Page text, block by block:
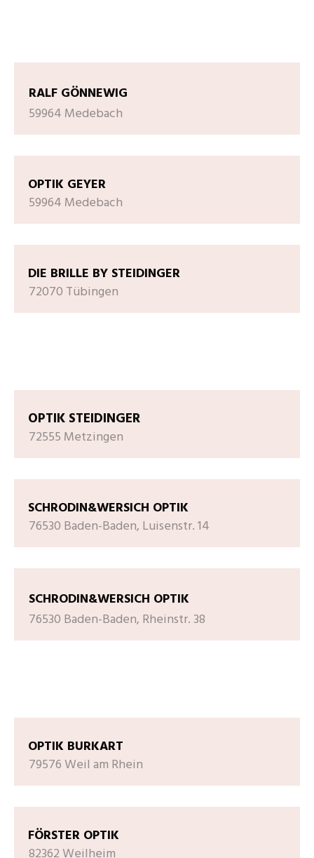
RALF GÖNNEWIG
59964 Medebach
OPTIK GEYER
59964 Medebach
DIE BRILLE BY STEIDINGER
72070 Tübingen
OPTIK STEIDINGER
72555 Metzingen
SCHRODIN&WERSICH OPTIK
76530 Baden-Baden, Luisenstr. 14
SCHRODIN&WERSICH OPTIK
76530 Baden-Baden, Rheinstr. 38
OPTIK BURKART
79576 Weil am Rhein
FÖRSTER OPTIK